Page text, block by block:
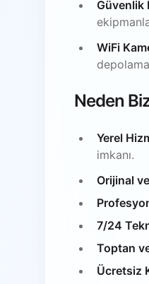
Güvenlik
WiFi
Neden
Yerel
imkanı.
Orijinal
7/24
Toptan
Ücretsiz